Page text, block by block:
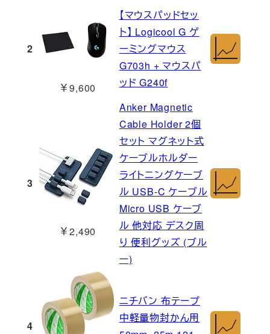
2
￥9,600
【マウスパッドセッ
ト】 Logicool G ゲ
ーミングマウス
G703h + マウスパ
ッド G240f
3
￥2,490
Anker Magnetic
Cable Holder 2個
セット マグネット式
ケーブルホルダー
ライトニングケーブ
ル USB-C ケーブル
Micro USB ケーブ
ル 他対応 デスク周
り 便利グッズ (ブル
ー)
4
ニチバン 布テープ
中軽量物封かん用